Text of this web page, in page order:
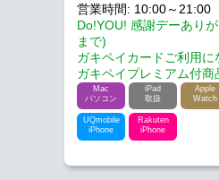
営業時間: 10:00～21:00
Do!YOU! 感謝デーあり
まで)
ガキペイカードご利用
ガキペイプレミアム付
Mac
パソコン
iPad
取扱
Apple
Watch
UQmobile
iPhone
Rakuten
iPhone